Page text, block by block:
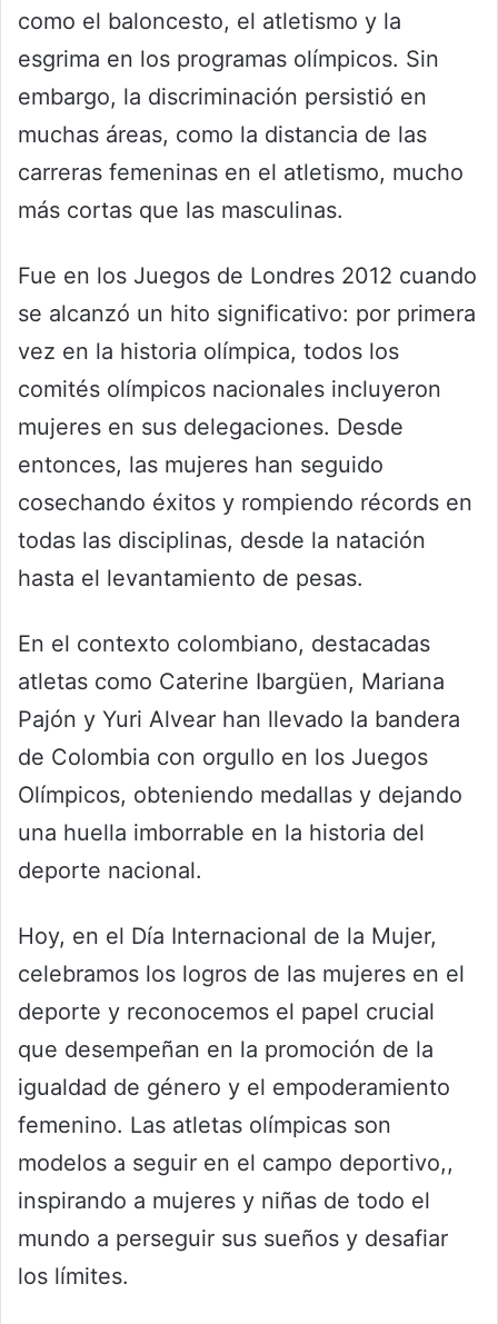
como el baloncesto, el atletismo y la
esgrima en los programas olímpicos. Sin
embargo, la discriminación persistió en
muchas áreas, como la distancia de las
carreras femeninas en el atletismo, mucho
más cortas que las masculinas.
Fue en los Juegos de Londres 2012 cuando
se alcanzó un hito significativo: por primera
vez en la historia olímpica, todos los
comités olímpicos nacionales incluyeron
mujeres en sus delegaciones. Desde
entonces, las mujeres han seguido
cosechando éxitos y rompiendo récords en
todas las disciplinas, desde la natación
hasta el levantamiento de pesas.
En el contexto colombiano, destacadas
atletas como Caterine Ibargüen, Mariana
Pajón y Yuri Alvear han llevado la bandera
de Colombia con orgullo en los Juegos
Olímpicos, obteniendo medallas y dejando
una huella imborrable en la historia del
deporte nacional.
Hoy, en el Día Internacional de la Mujer,
celebramos los logros de las mujeres en el
deporte y reconocemos el papel crucial
que desempeñan en la promoción de la
igualdad de género y el empoderamiento
femenino. Las atletas olímpicas son
modelos a seguir en el campo deportivo,,
inspirando a mujeres y niñas de todo el
mundo a perseguir sus sueños y desafiar
los límites.